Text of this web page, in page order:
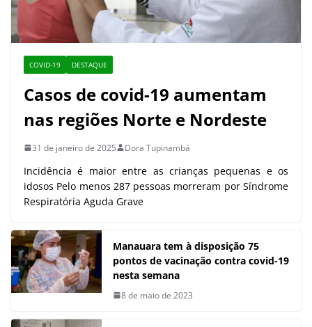
COVID-19 DESTAQUE
Casos de covid-19 aumentam
nas regiões Norte e Nordeste
31 de janeiro de 2025 Dora Tupinambá
Incidência é maior entre as crianças pequenas e os
idosos Pelo menos 287 pessoas morreram por Síndrome
Respiratória Aguda Grave
Manauara tem à disposição 75
pontos de vacinação contra covid-19
nesta semana
8 de maio de 2023